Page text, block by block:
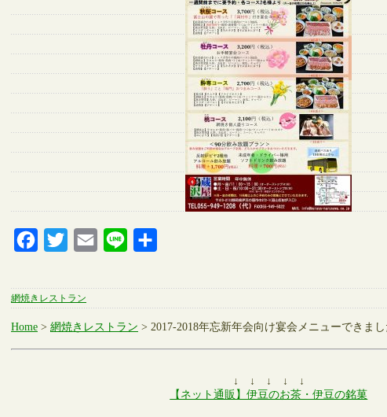
FacebookTwitter Email Line
網焼きレストラン
Home > 網焼きレストラン > 2017-2018年忘新年会向け宴会メニューできまし
↓ ↓ ↓ ↓ ↓
【ネット通販】伊豆のお茶・伊豆の銘菓